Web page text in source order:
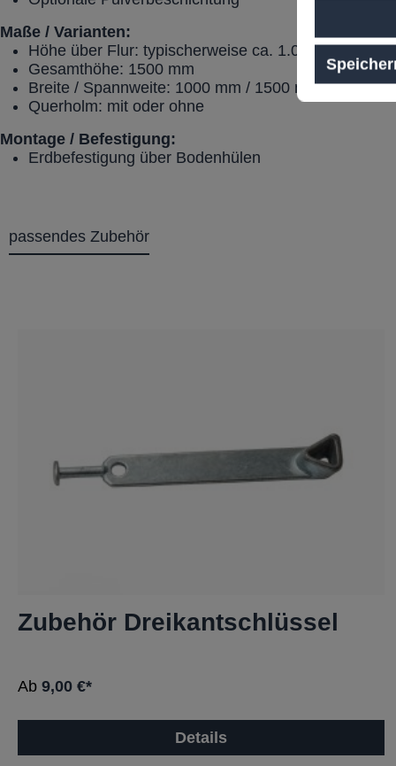
Maße / Varianten:
Höhe über Flur: typischerweise ca. 1.000 mm
Gesamthöhe: 1500 mm
Breite / Spannweite: 1000 mm / 1500 mm / 2000
Querholm: mit oder ohne
Montage / Befestigung:
Erdbefestigung über Bodenhülen
passendes Zubehör
Zubehör Dreikantschlüssel
Ab 9,00 €*
Details